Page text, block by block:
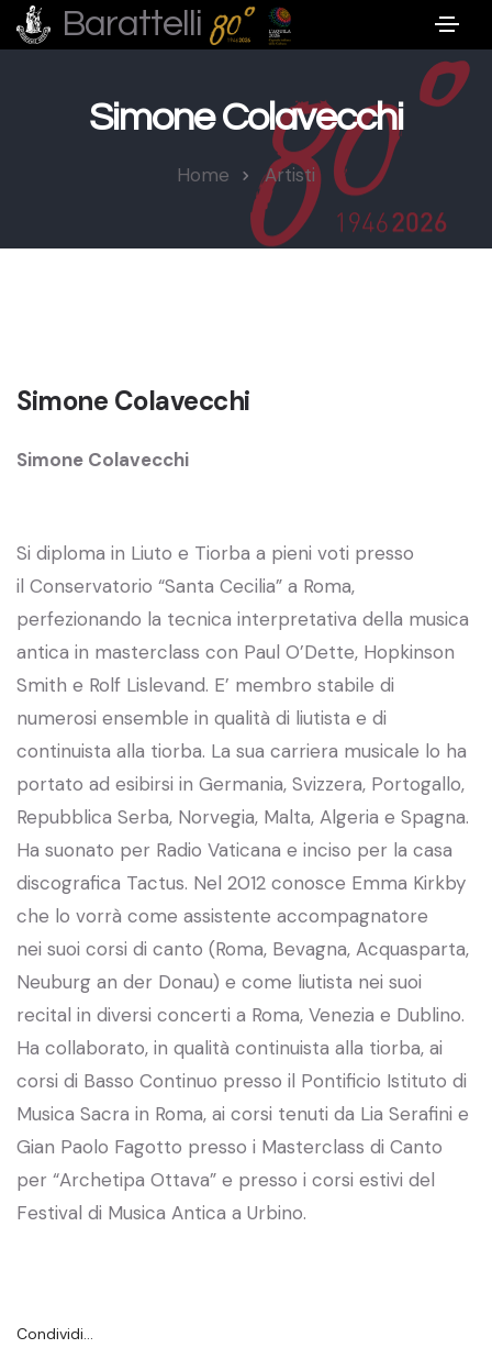
Barattelli
Simone Colavecchi
Home Artisti
Simone Colavecchi
Simone Colavecchi
Si diploma in Liuto e Tiorba a pieni voti presso
il Conservatorio “Santa Cecilia” a Roma,
perfezionando la tecnica interpretativa della musica
antica in masterclass con Paul O’Dette, Hopkinson
Smith e Rolf Lislevand. E’ membro stabile di
numerosi ensemble in qualità di liutista e di
continuista alla tiorba. La sua carriera musicale lo ha
portato ad esibirsi in Germania, Svizzera, Portogallo,
Repubblica Serba, Norvegia, Malta, Algeria e Spagna.
Ha suonato per Radio Vaticana e inciso per la casa
discografica Tactus. Nel 2012 conosce Emma Kirkby
che lo vorrà come assistente accompagnatore
nei suoi corsi di canto (Roma, Bevagna, Acquasparta,
Neuburg an der Donau) e come liutista nei suoi
recital in diversi concerti a Roma, Venezia e Dublino.
Ha collaborato, in qualità continuista alla tiorba, ai
corsi di Basso Continuo presso il Pontificio Istituto di
Musica Sacra in Roma, ai corsi tenuti da Lia Serafini e
Gian Paolo Fagotto presso i Masterclass di Canto
per “Archetipa Ottava” e presso i corsi estivi del
Festival di Musica Antica a Urbino.
Condividi…